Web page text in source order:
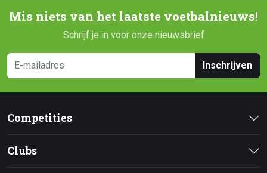
Mis niets van het laatste voetbalnieuws!
Schrijf je in voor onze nieuwsbrief
Inschrijven
Competities
Clubs